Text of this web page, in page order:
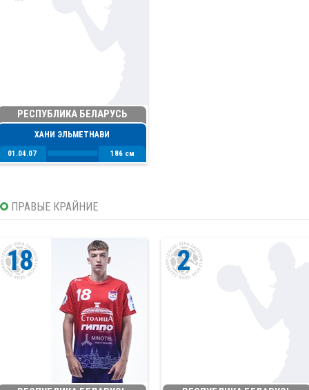
РЕСПУБЛИКА БЕЛАРУСЬ
ХАНИ ЭЛЬМЕТНАВИ
01.04.07 186 см
ПРАВЫЕ КРАЙНИЕ
18 2